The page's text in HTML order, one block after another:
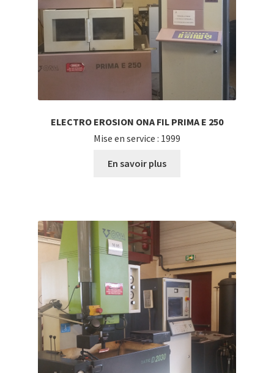
ELECTRO EROSION ONA FIL PRIMA E 250
Mise en service : 1999
En savoir plus